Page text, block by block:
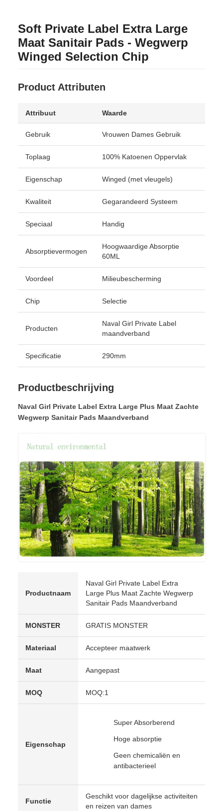
Soft Private Label Extra Large
Maat Sanitair Pads - Wegwerp
Winged Selection Chip
Product Attributen
Attribuut Waarde
Gebruik Vrouwen Dames Gebruik
Toplaag 100% Katoenen Oppervlak
Eigenschap Winged (met vleugels)
Kwaliteit Gegarandeerd Systeem
Speciaal Handig
Absorptievermogen
Hoogwaardige Absorptie
60ML
Voordeel Milieubescherming
Chip Selectie
Producten
Naval Girl Private Label
maandverband
Specificatie 290mm
Productbeschrijving
Naval Girl Private Label Extra Large Plus Maat Zachte
Wegwerp Sanitair Pads Maandverband
Productnaam
Naval Girl Private Label Extra
Large Plus Maat Zachte Wegwerp
Sanitair Pads Maandverband
MONSTER GRATIS MONSTER
Materiaal Accepteer maatwerk
Maat Aangepast
MOQ MOQ:1
Eigenschap
Super Absorberend
Hoge absorptie
Geen chemicaliën en
antibacterieel
Functie
Geschikt voor dagelijkse activiteiten
en reizen van dames